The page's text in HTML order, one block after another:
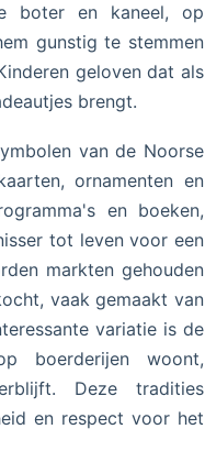
boter en kaneel, op
gunstig te stemmen
geloven dat als
brengt.
van de Noorse
ornamenten en
en boeken,
tot leven voor een
markten gehouden
vaak gemaakt van
variatie is de
boerderijen woont,
Deze tradities
en respect voor het